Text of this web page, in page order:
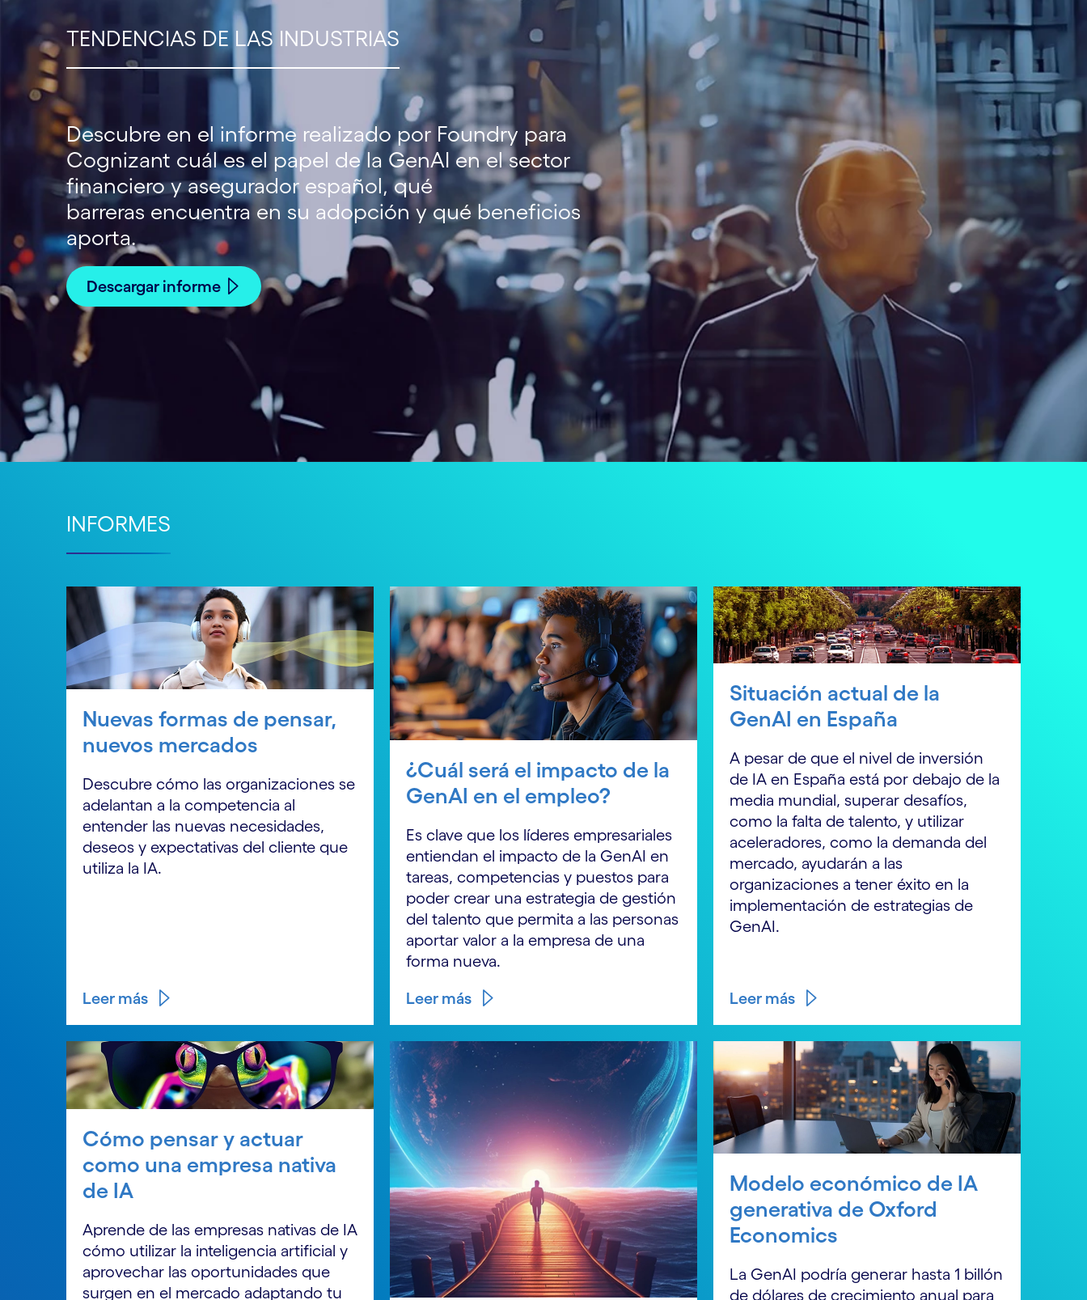
TENDENCIAS DE LAS INDUSTRIAS
Descubre en el informe realizado por Foundry para
Cognizant cuál es el papel de la GenAI en el sector
financiero y asegurador español, qué
barreras encuentra en su adopción y qué beneficios
aporta.
Descargar informe
INFORMES
Nuevas formas de pensar,
nuevos mercados
Descubre cómo las organizaciones se
adelantan a la competencia al
entender las nuevas necesidades,
deseos y expectativas del cliente que
utiliza la IA.
Leer más
¿Cuál será el impacto de la
GenAI en el empleo?
Es clave que los líderes empresariales
entiendan el impacto de la GenAI en
tareas, competencias y puestos para
poder crear una estrategia de gestión
del talento que permita a las personas
aportar valor a la empresa de una
forma nueva.
Leer más
Situación actual de la
GenAI en España
A pesar de que el nivel de inversión
de IA en España está por debajo de la
media mundial, superar desafíos,
como la falta de talento, y utilizar
aceleradores, como la demanda del
mercado, ayudarán a las
organizaciones a tener éxito en la
implementación de estrategias de
GenAI.
Leer más
Cómo pensar y actuar
como una empresa nativa
de IA
Aprende de las empresas nativas de IA
cómo utilizar la inteligencia artificial y
aprovechar las oportunidades que
surgen en el mercado adaptando tu
Modelo económico de IA
generativa de Oxford
Economics
La GenAI podría generar hasta 1 billón
de dólares de crecimiento anual para